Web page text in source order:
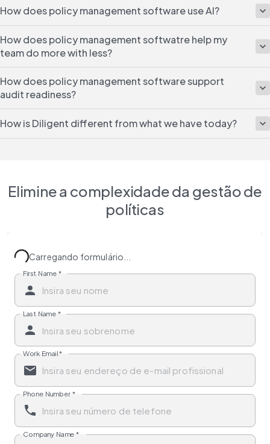
How does policy management software use AI?
How does policy management softwatre help my
team do more with less?
How does policy management software support
audit readiness?
How is Diligent different from what we have today?
Elimine a complexidade da gestão de
políticas
Carregando formulário...
First Name *
Last Name *
Work Email*
Phone Number *
Company Name *